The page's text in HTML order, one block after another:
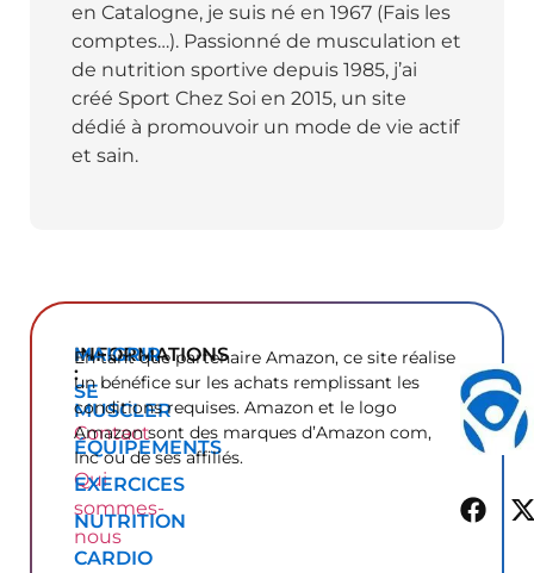
en Catalogne, je suis né en 1967 (Fais les
comptes…). Passionné de musculation et
de nutrition sportive depuis 1985, j’ai
créé Sport Chez Soi en 2015, un site
dédié à promouvoir un mode de vie actif
et sain.
INFORMATIONS
:
Contact
Qui
sommes-
nous
MAIGRIR
SE
MUSCLER
ÉQUIPEMENTS
EXERCICES
NUTRITION
CARDIO
En tant que partenaire Amazon, ce site réalise
un bénéfice sur les achats remplissant les
conditions requises. Amazon et le logo
Amazon sont des marques d’Amazon com,
Inc ou de ses affiliés.